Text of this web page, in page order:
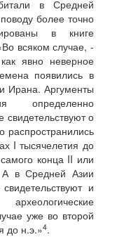
в Средней
более точно
в книге
всяком случае, -
явно неверное
появились в
Ирана. Аргументы
определенно
о
распространились
I тысячелетия до
конца II или
в Средней Азии
и
уже во второй
до н.э.»4.